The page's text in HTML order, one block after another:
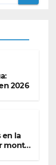
2026
en la
monto